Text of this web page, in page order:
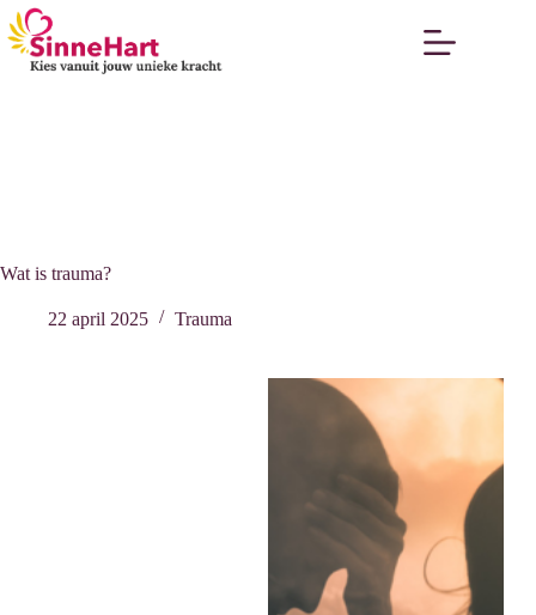
Wat is trauma?
22 april 2025 Trauma